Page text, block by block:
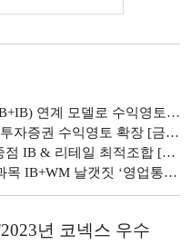
수익영토 확장 [금투업계 CEO열전 (22)]
영토 확장 [금투업계 CEO열전 (21)]
최적조합 [금투업계 CEO열전 (20)]
짓 ‘영업통’ [금투업계 CEO열전 (19)]
년 코넥스 우수